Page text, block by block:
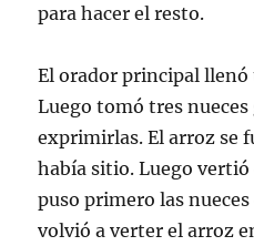
para hacer el resto.
El orador principal
Luego tomó tres
exprimirlas. El arroz se
había sitio. Luego
puso primero las
volvió a verter el arroz